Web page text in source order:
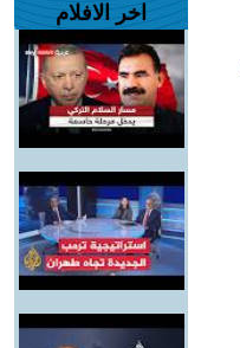
اخر الافلام